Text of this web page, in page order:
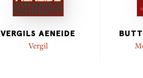
VERGILS AENEIDE
Vergil